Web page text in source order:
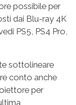
possibile per
dai Blu-ray 4K
PS5, PS4 Pro,
sottolineare
conto anche
per